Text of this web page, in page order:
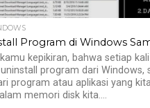
Program di Windows
kepikiran, bahwa setiap
program dari Windows,
program atau aplikasi yang
memori disk kita....